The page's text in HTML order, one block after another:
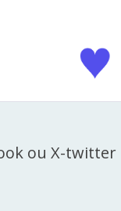
ou X-twitter